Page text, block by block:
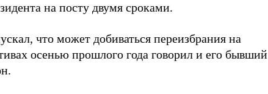
на посту двумя сроками.
что может добиваться переизбрания на
осенью прошлого года говорил и его бывший